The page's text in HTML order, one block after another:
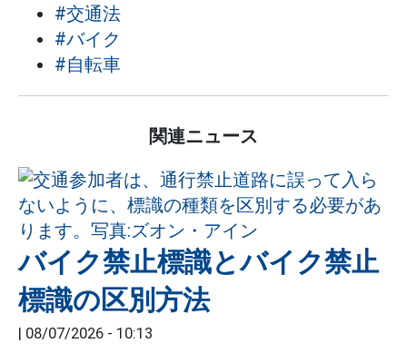
#交通法
#バイク
#自転車
関連ニュース
バイク禁止標識とバイク禁止
標識の区別方法
| 08/07/2026 - 10:13